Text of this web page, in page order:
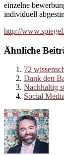
einzelne
individuell
http://
Ähnliche
72
Dank den
Nachhaltig
Social